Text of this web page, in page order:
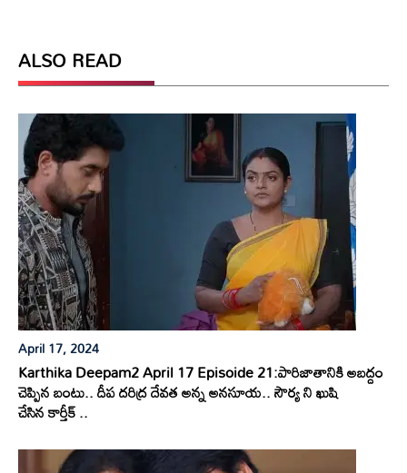
ALSO READ
April 17, 2024
Karthika Deepam2 April 17 Episoide 21:పారిజాతానికి అబద్దం
చెప్పిన బంటు.. దీప దరిద్ర దేవత అన్న అనసూయ.. సౌర్య ని ఖుషి
చేసిన కార్తీక్ ..